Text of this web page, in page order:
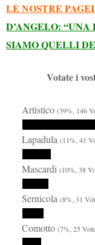
LE NOSTRE
D’ANGELO: “UNA
SIAMO QUELLI
Votate i
Artistico(39%, 146
Lapadula(11%, 41
Mascardi(10%, 38
Sernicola(8%, 31
Comotto(7%, 25